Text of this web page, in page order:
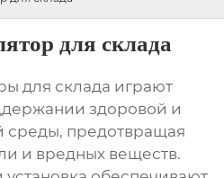
для склада
для склада играют
здоровой и
среды, предотвращая
и вредных веществ.